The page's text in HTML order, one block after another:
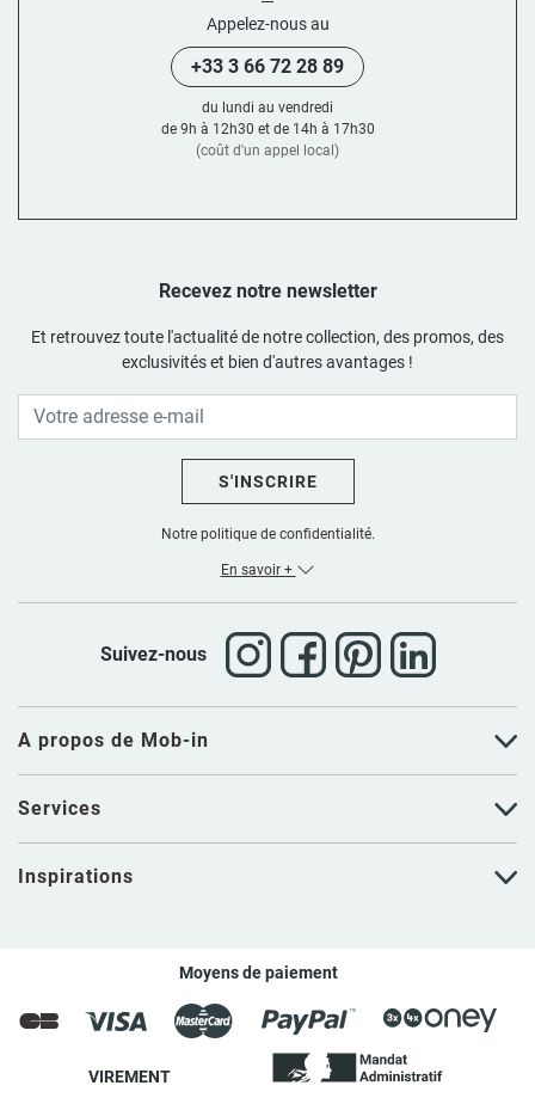
A propos de Mob-in
Services
Inspirations
Recevez notre newsletter
Et retrouvez toute l'actualité de notre collection, des promos, des
exclusivités et bien d'autres avantages !
S'INSCRIRE
Notre politique de confidentialité.
En savoir +
Suivez-nous
Appelez-nous au
+33 3 66 72 28 89
du lundi au vendredi
de 9h à 12h30 et de 14h à 17h30
(coût d'un appel local)
Moyens de paiement
VIREMENT